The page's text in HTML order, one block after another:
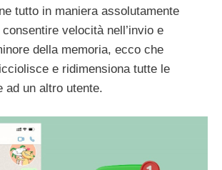
tutto in maniera assolutamente
velocità nell’invio e
della memoria, ecco che
e ridimensiona tutte le
ad un altro utente.